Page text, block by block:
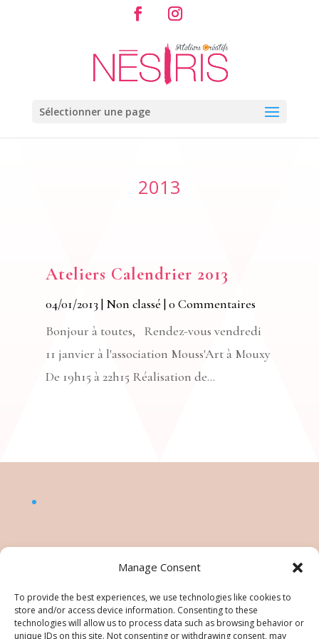
Manage Consent
To provide the best experiences, we use technologies like cookies to
store and/or access device information. Consenting to these
technologies will allow us to process data such as browsing behavior or
unique IDs on this site. Not consenting or withdrawing consent, may
Sélectionner une page
2013
Ateliers Calendrier 2013
04/01/2013 | Non classé | 0 Commentaires
Bonjour à toutes, Rendez-vous vendredi
11 janvier à l'association Mouss'Art à Mouxy
De 19h15 à 22h15 Réalisation de...